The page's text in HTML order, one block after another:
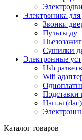
Электроника для
Звонки
Пульты ду
Сушилки
Электронные
Usb
Wifi
Подставки
Цап-ы
Каталог товаров